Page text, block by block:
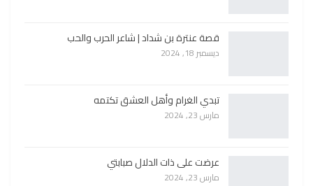
قصة عنترة بن شداد | شاعر الحرب والحب
ديسمبر 18, 2024
تبدي الغرام وأهل العشق تكتمه
مارس 23, 2024
عرضت على ذات الدلال صبابتي
مارس 23, 2024